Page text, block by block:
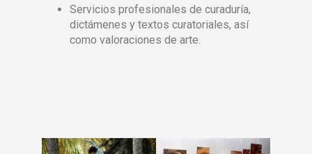
Servicios profesionales de curaduría,
dictámenes y textos curatoriales, así
como valoraciones de arte.